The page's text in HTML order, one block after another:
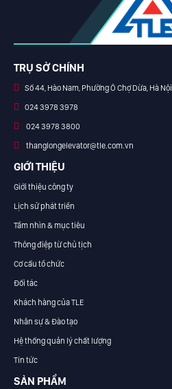
TRỤ SỞ CHÍNH
Số 44, Hào Nam, Phường Ô Chợ Dừa, Hà Nội
024 3978 3978
024 3978 3800
thanglongelevator@tle.com.vn
GIỚI THIỆU
Giới thiệu công ty
Lịch sử phát triển
Tầm nhìn & mục tiêu
Thông điệp từ chủ tịch
Cơ cấu tổ chức
Đối tác
Khách hàng của TLE
Nhân sự & Đào tạo
Hệ thống quản lý chất lượng
Tin tức
SẢN PHẨM